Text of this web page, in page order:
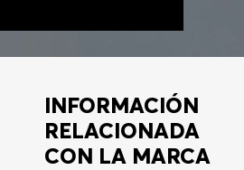
INFORMACIÓN
RELACIONADA
CON LA MARCA